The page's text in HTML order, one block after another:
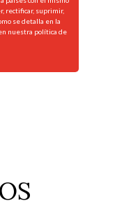
rectificar, suprimir,
se detalla en la
nuestra política de